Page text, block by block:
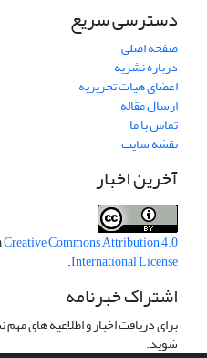
دسترسی سریع
صفحه اصلی
درباره نشریه
اعضای هیات تحریریه
ارسال مقاله
تماس با ما
نقشه سایت
آخرین اخبار
Creative Commons Attribution 4.0
International License
.
اشتراک خبرنامه
برای دریافت اخبار و اطلاعیه های
شوید.